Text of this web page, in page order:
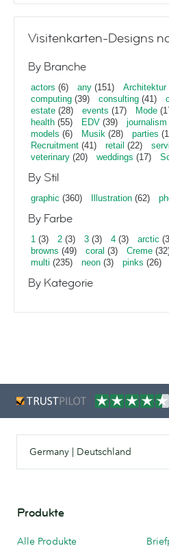
Visitenkarten-Designs
By Branche
actors (6) any (151) Architektur
computing (39) consulting (41)
estate (28) events (17) Mode
health (55) EDV (39) journalism
models (6) Musik (28) parties
Recruitment (41) retail (22)
veterinary (20) weddings (17)
By Stil
graphic (360) Illustration (62)
By Farbe
1 (3) 2 (3) 3 (3) 4 (3) arctic
browns (49) coral (3) Creme
multi (235) neon (3) pinks (26)
By Kategorie
Germany | Deutschland
Produkte
Alle Produkte